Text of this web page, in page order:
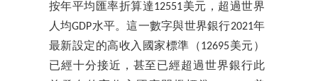
按年平均匯率折算達12551美元，超過世界
人均GDP水平。這一數字與世界銀行2021年
最新設定的高收入國家標準（12695美元）
已經十分接近，甚至已經超過世界銀行此